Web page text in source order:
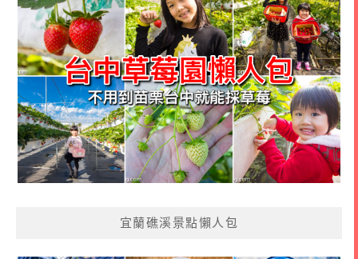
宜蘭礁溪景點懶人包